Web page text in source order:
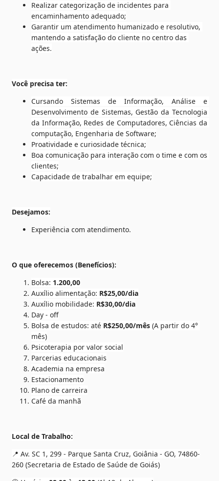
Realizar categorização de incidentes para
encaminhamento adequado;
Garantir um atendimento humanizado e resolutivo,
mantendo a satisfação do cliente no centro das
ações.
Você precisa ter:
Cursando Sistemas de Informação, Análise e
Desenvolvimento de Sistemas, Gestão da Tecnologia
da Informação, Redes de Computadores, Ciências da
computação, Engenharia de Software;
Proatividade e curiosidade técnica;
Boa comunicação para interação com o time e com os
clientes;
Capacidade de trabalhar em equipe;
Desejamos:
Experiência com atendimento.
O que oferecemos (Benefícios):
Bolsa: 1.200,00
Auxílio alimentação: R$25,00/dia
Auxílio mobilidade: R$30,00/dia
Day - off
Bolsa de estudos: até R$250,00/mês (A partir do 4°
mês)
Psicoterapia por valor social
Parcerias educacionais
Academia na empresa
Estacionamento
Plano de carreira
Café da manhã
Local de Trabalho:
📍 Av. SC 1, 299 - Parque Santa Cruz, Goiânia - GO, 74860-
260 (Secretaria de Estado de Saúde de Goiás)